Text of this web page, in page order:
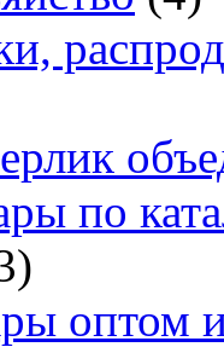
по
оптом